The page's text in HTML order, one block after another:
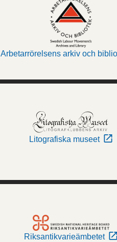
Arbetarrörelsens arkiv och
Litografiska museet
Riksantikvarieämbetet